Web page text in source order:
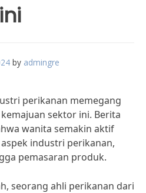
by admingre
perikanan memegang
sektor ini. Berita
wanita semakin aktif
industri perikanan,
pemasaran produk.
seorang ahli perikanan dari